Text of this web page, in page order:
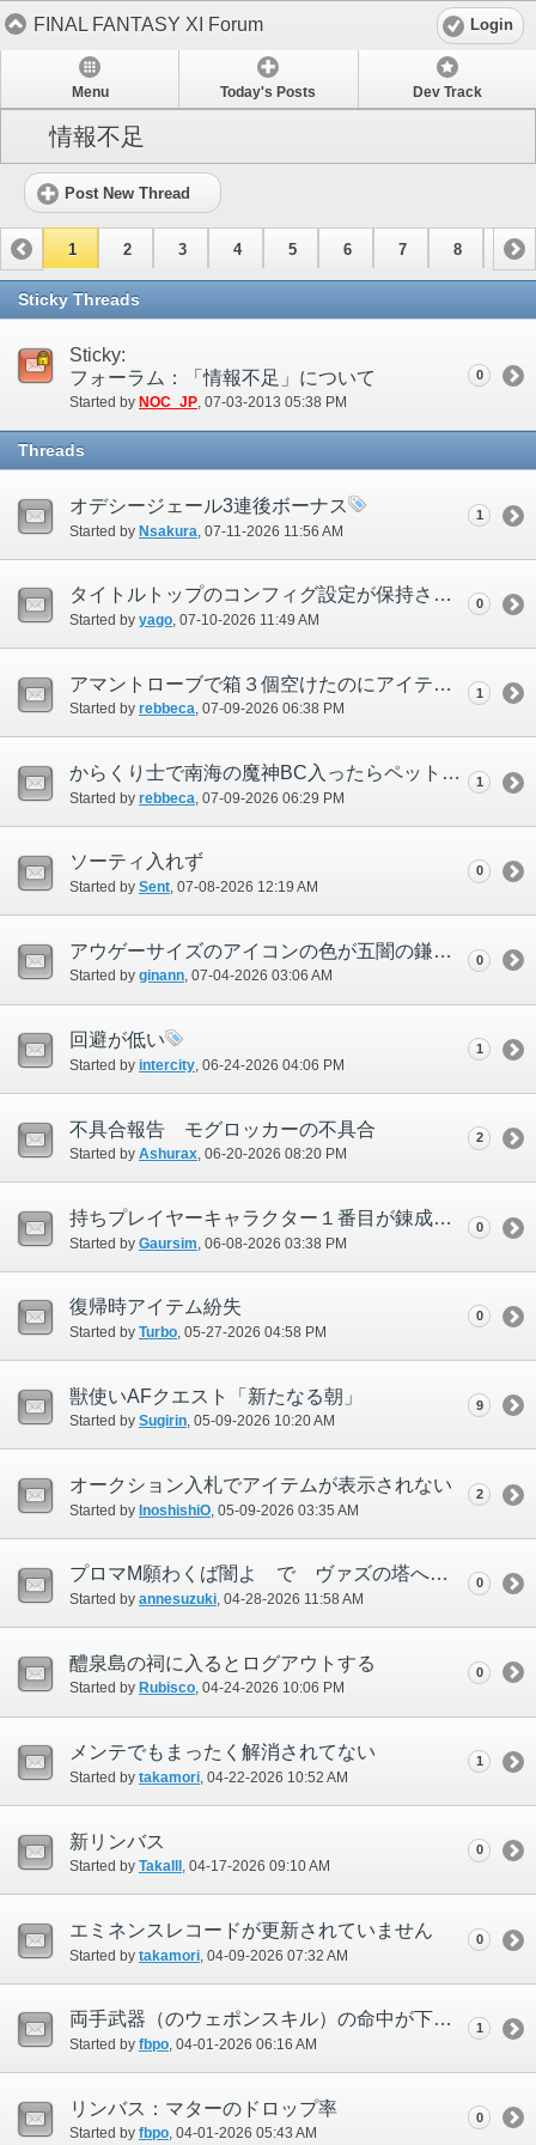
FINAL FANTASY XI Forum Login
Menu Today's Posts Dev Track
情報不足
Post New Thread
1 2 3 4 5 6 7 8 9
10 11
Sticky Threads
Sticky:
フォーラム：「情報不足」について
Started by NOC_JP‎, 07-03-2013 05:38 PM
0
Threads
オデシージェール3連後ボーナス
Started by Nsakura ‎, 07-11-2026 11:56 AM
1
タイトルトップのコンフィグ設定が保持されない
Started by yago‎, 07-10-2026 11:49 AM
0
アマントローブで箱３個空けたのにアイテムが２個しか出てません。
Started by rebbeca‎, 07-09-2026 06:38 PM
1
からくり士で南海の魔神BC入ったらペットが居ないし呼び出せないです。
Started by rebbeca ‎, 07-09-2026 06:29 PM
1
ソーティ入れず
Started by Sent‎, 07-08-2026 12:19 AM
0
アウゲーサイズのアイコンの色が五闇の鎌と同じ
Started by ginann‎, 07-04-2026 03:06 AM
0
回避が低い
Started by intercity ‎, 06-24-2026 04:06 PM
1
不具合報告 モグロッカーの不具合
Started by Ashurax‎, 06-20-2026 08:20 PM
2
持ちプレイヤーキャラクター１番目が錬成ユニットをエンジニアから購入できない。 俗にいう倉庫キャラは購入できる
Started by Gaursim ‎, 06-08-2026 03:38 PM
0
復帰時アイテム紛失
Started by Turbo‎, 05-27-2026 04:58 PM
0
獣使いAFクエスト「新たなる朝」
Started by Sugirin‎, 05-09-2026 10:20 AM
9
オークション入札でアイテムが表示されない
Started by InoshishiO ‎, 05-09-2026 03:35 AM
2
プロマM願わくば闇よ で ヴァズの塔へはいっても ムービー後にボンの方へ出されてしまう アドゥリンMの聖巡視がクリアできない
Started by annesuzuki‎, 04-28-2026 11:58 AM
0
醴泉島の祠に入るとログアウトする
Started by Rubisco‎, 04-24-2026 10:06 PM
0
メンテでもまったく解消されてない
Started by takamori ‎, 04-22-2026 10:52 AM
1
新リンバス
Started by Takalll ‎, 04-17-2026 09:10 AM
0
エミネンスレコードが更新されていません
Started by takamori ‎, 04-09-2026 07:32 AM
0
両手武器（のウェポンスキル）の命中が下がっているのでは
Started by fbpo‎, 04-01-2026 06:16 AM
1
リンバス：マターのドロップ率
Started by fbpo‎, 04-01-2026 05:43 AM
0